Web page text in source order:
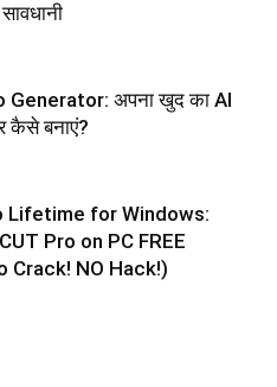
Generator: अपना खुद का AI
कैसे बनाएं?
Lifetime for Windows:
Pro on PC FREE
Crack! NO Hack!)